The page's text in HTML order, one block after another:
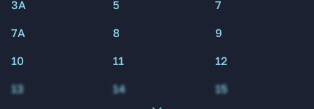
3А
5
7
7А
8
9
10
11
12
13
14 15